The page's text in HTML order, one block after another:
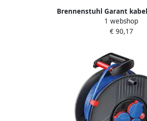
Brennenstuhl Garant
H05VV-F 3G1 5 *EXP*
1 webshop
€ 90,17